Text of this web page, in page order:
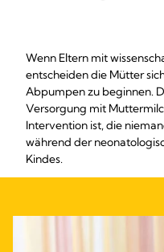
Wenn Eltern mit
entscheiden die Mütter
Abpumpen zu beginnen.
Versorgung mit
Intervention ist, die
während der
Kindes.